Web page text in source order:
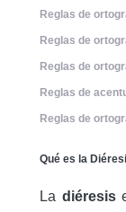
Reglas de
Reglas de
Reglas de
Reglas de
Reglas de
Qué es la
La diéresis